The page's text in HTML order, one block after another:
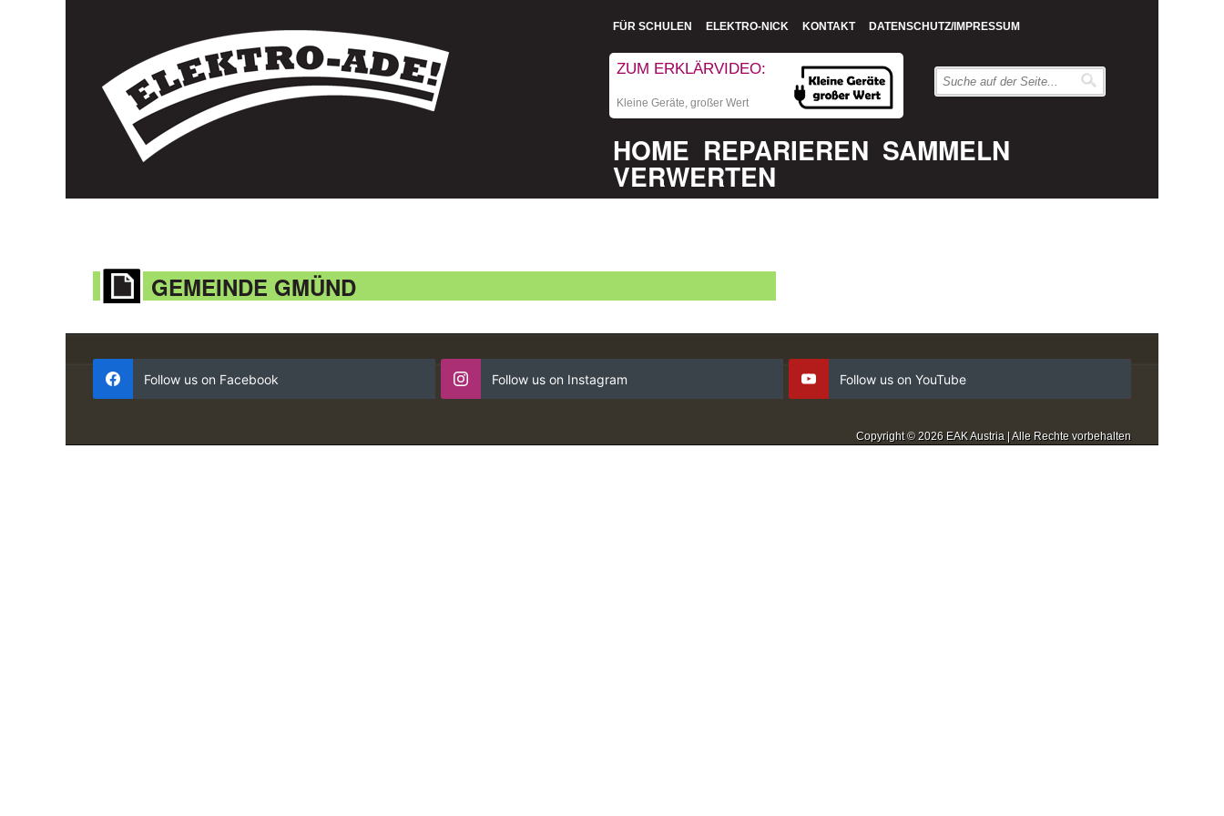
FÜR SCHULEN ELEKTRO-NICK KONTAKT DATENSCHUTZ/IMPRESSUM
ZUM ERKLÄRVIDEO:
Kleine Geräte, großer Wert
HOME REPARIEREN SAMMELN
VERWERTEN
GEMEINDE GMÜND
Follow us on Facebook Follow us on Instagram Follow us on YouTube
Copyright © 2026 EAK Austria | Alle Rechte vorbehalten